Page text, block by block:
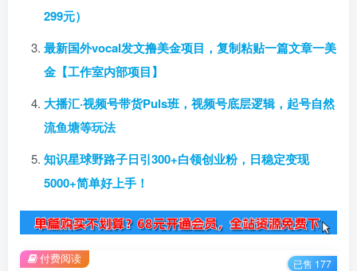
299元）
最新国外vocal发文撸美金项目，复制粘贴一篇文章一美
金【工作室内部项目】
大播汇·视频号带货Puls班，视频号底层逻辑，起号自然
流鱼塘等玩法
知识星球野路子日引300+白领创业粉，日稳定变现
5000+简单好上手！
付费阅读 已售 177